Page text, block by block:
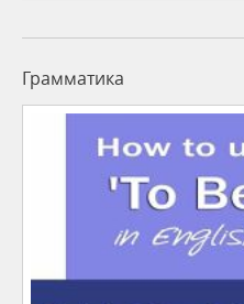
Грамматика